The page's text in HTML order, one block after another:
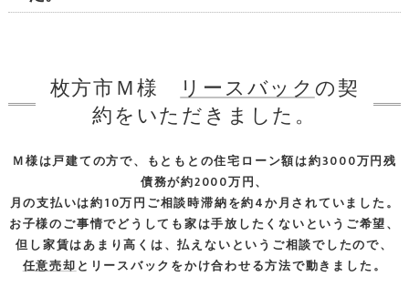
枚方市Ｍ様リースバックの契
約をいただきました。
Ｍ様は戸建ての方で、もともとの住宅ローン額は約3000万円残
債務が約2000万円、
月の支払いは約10万円ご相談時滞納を約4か月されていました。
お子様のご事情でどうしても家は手放したくないというご希望、
但し家賃はあまり高くは、払えないというご相談でしたので、
任意売却とリースバックをかけ合わせる方法で動きました。